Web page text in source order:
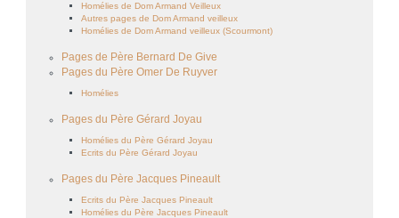
Homélies de Dom Armand Veilleux
Autres pages de Dom Armand veilleux
Homélies de Dom Armand veilleux (Scourmont)
Pages de Père Bernard De Give
Pages du Père Omer De Ruyver
Homélies
Pages du Père Gérard Joyau
Homélies du Père Gérard Joyau
Ecrits du Père Gérard Joyau
Pages du Père Jacques Pineault
Ecrits du Père Jacques Pineault
Homélies du Père Jacques Pineault